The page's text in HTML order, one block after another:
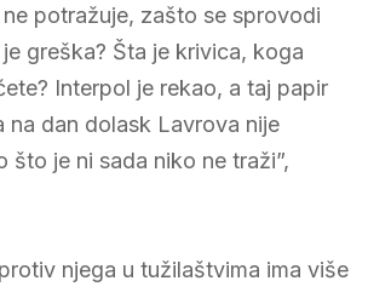
potražuje, zašto se sprovodi
greška? Šta je krivica, koga
Interpol je rekao, a taj papir
na dan dolask Lavrova nije
što je ni sada niko ne traži”,
njega u tužilaštvima ima više